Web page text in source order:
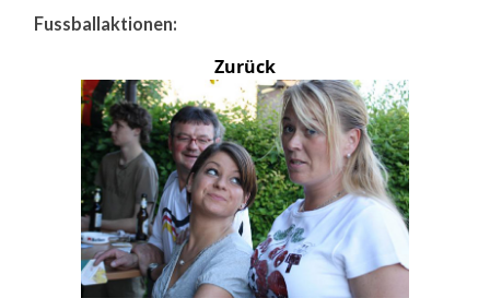
Fussballaktionen:
Zurück